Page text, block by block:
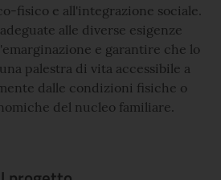
fisico e all'integrazione sociale.
alle diverse esigenze
e garantire che lo
palestra di vita accessibile a
dalle condizioni fisiche o
del nucleo familiare.